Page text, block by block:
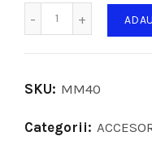
SKU: MM40
Categorii: